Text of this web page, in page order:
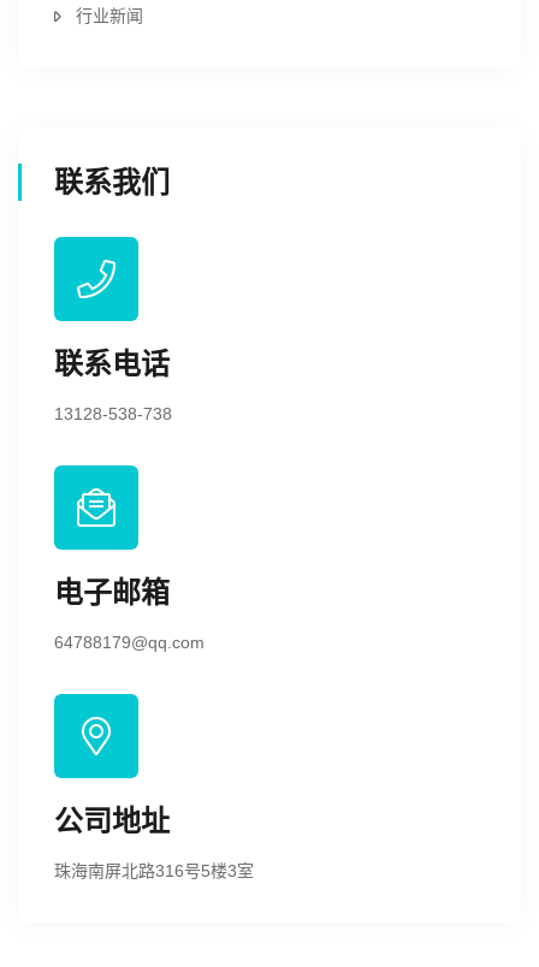
行业新闻
联系我们
联系电话
13128-538-738
电子邮箱
64788179@qq.com
公司地址
珠海南屏北路316号5楼3室